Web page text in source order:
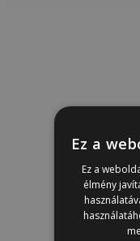
Ez a
Ez a
élmény